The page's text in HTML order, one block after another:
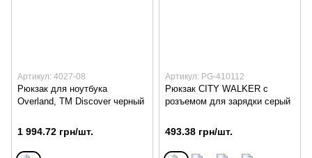
Артикул: 4027-08
Рюкзак для ноутбука
Overland, TM Discover черный
1 994.72 грн/шт.
Артикул: PG-410112
Рюкзак CITY WALKER с
розъемом для зарядки серый
493.38 грн/шт.